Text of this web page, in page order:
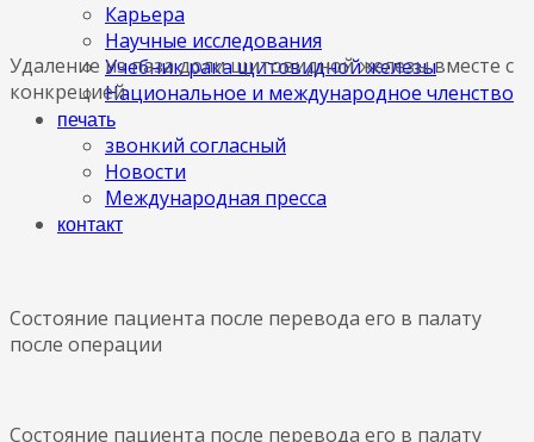
Карьера
Научные исследования
Учебник рака щитовидной железы
Национальное и международное членство
печать
звонкий согласный
Новости
Международная пресса
контакт
Удаление из паза доли щитовидной железы вместе с
конкрецией
Состояние пациента после перевода его в палату
после операции
Состояние пациента после перевода его в палату